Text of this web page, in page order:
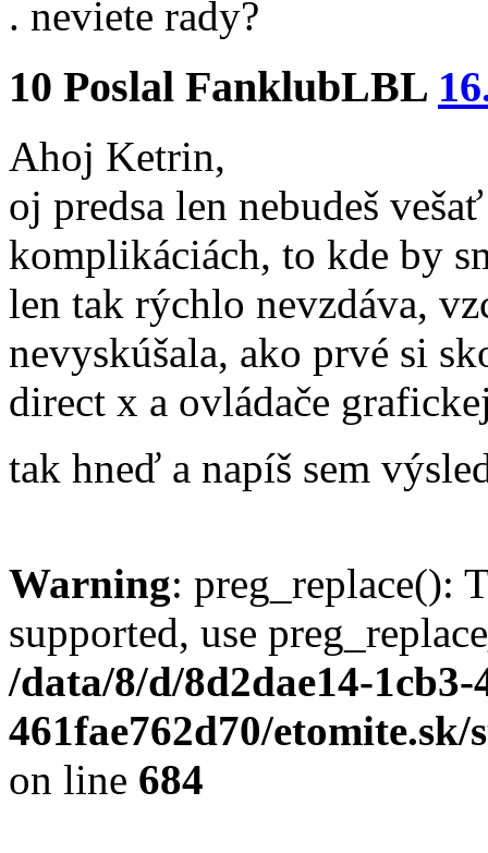
. neviete rady?
10 Poslal FanklubLBL
Ahoj Ketrin,
oj predsa len nebudeš
komplikáciách, to kde by
len tak rýchlo nevzdáva,
nevyskúšala, ako prvé si
direct x a ovládače
tak hneď a napíš sem
Warning: preg_replace():
supported, use
/data/8/d/8d2dae14-1cb3-
461fae762d70/
on line 684